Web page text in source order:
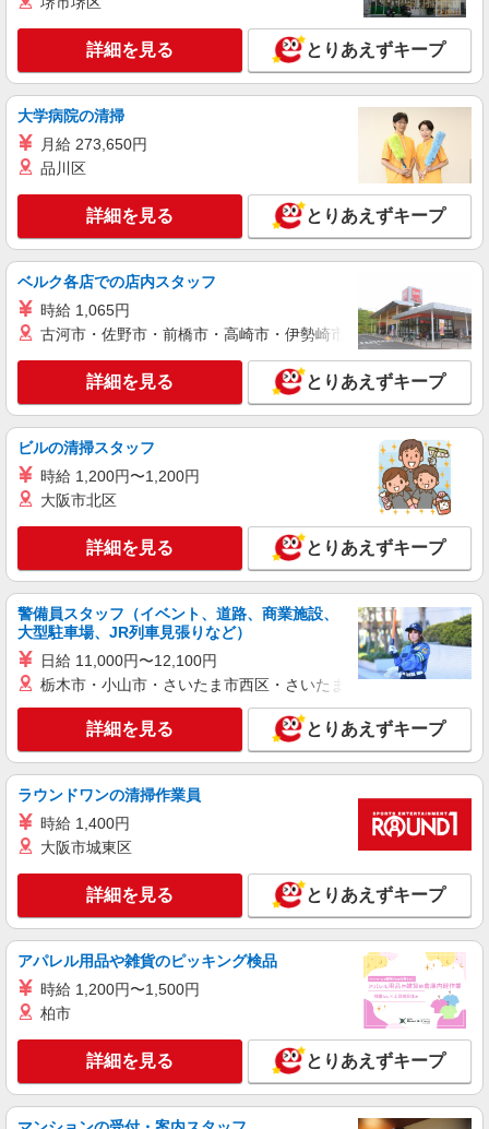
詳細を見る
紹介予定派遣
株式会社シエロ
【softbank】の携帯販売スタッフ
時給1600円〜 ※残業代支給 ★交通費別途支給
（規定あり） ゜+゜・。○。・゜+゜・。○。・゜
頂くと, インセンティブ支給(規定有) ★月2回払
い・週払い可能（規程有）★ ゜・。○。・゜
+゜・。○。・゜+゜
キープ 詳細を見る
派遣社員 紹介予定派遣
携帯販売スタッフ【Y!mobile】
時給1700円〜 ※残業代支給 ★交通費別途支給
+゜ 入社祝い金10万円支給(規定有) お友達を紹介
頂くと, インセンティブ支給(規定有) ★月2回払
い・週払い可能（規程有）★ ゜・。○。・゜
+゜・。○。・゜+゜
東京都板橋区の携帯ショップ
キープ 詳細を見る
正社員
ソフトバンクショップの携帯販売スタッフ
月給 233,500円 〜 260,200円 固定残業代:
23,500円 〜 26,200円（15時間相当） ＊＿ 試用期
間あり 6ヶ月 月給25万円以上 ※経験・能力による
【試用期間】月給 233500 円 〜 260200 円
■ソフトバンク高島平店 東京都 板橋区 高島平
8丁目 4‐12 ロイヤルステージ恵比寿1F
キープ 詳細を見る
ソフトバンク販売契約社員【板橋区エリア】
家電量販店内の携帯販売スタッフ
月給 279,340円 〜 279,340円 試用期間なし ※
経験・能力による 【試用期間】時給 0 円 〜 0 円
■ソフトバンク販売契約社員【板橋区エリア】
東京都板橋区
キープ 詳細を見る
正社員
ソフトバンク成増店
ソフトバンクショップの携帯販売スタッフ
月給 233,500円 〜 260,200円 固定残業代:
23,500円 〜 26,200円（15時間相当） ＊＿ 試用期
間あり 6ヶ月 月給25万円以上 ※経験・能力による
【試用期間】月給 233500 円 〜 260200 円
■ソフトバンク成増店 東京都 板橋区 成増1丁
目 31‐7 クリーンビル1F
詳細を見る とりあえずキープ
大学病院の清掃
月給 273,650円
品川区
詳細を見る とりあえずキープ
ベルク各店での店内スタッフ
時給 1,065円
古河市・佐野市・前橋市・高崎市・伊勢崎市・太田市・館林市
詳細を見る とりあえずキープ
ビルの清掃スタッフ
時給 1,200円〜1,200円
大阪市北区
詳細を見る とりあえずキープ
警備員スタッフ（イベント、道路、商業施設、
大型駐車場、JR列車見張りなど）
日給 11,000円〜12,100円
栃木市・小山市・さいたま市西区・さいたま市岩槻区・久喜市・
詳細を見る とりあえずキープ
ラウンドワンの清掃作業員
時給 1,400円
大阪市城東区
詳細を見る とりあえずキープ
アパレル用品や雑貨のピッキング検品
時給 1,200円〜1,500円
柏市
詳細を見る とりあえずキープ